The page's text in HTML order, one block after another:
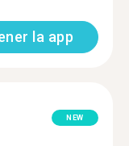
la app
NEW